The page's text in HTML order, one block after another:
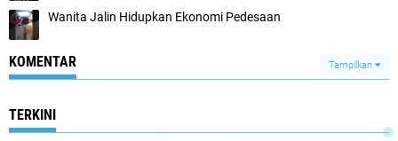
Wanita Jalin Hidupkan Ekonomi Pedesaan
KOMENTAR Tampilkan
TERKINI